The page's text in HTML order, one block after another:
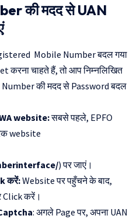
की मदद से UAN
Mobile Number बदल गया
करना चाहते हैं, तो आप निम्नलिखित
की मदद से Password बदल
website:सबसे पहले, EPFO
website
) पर जाएं।
करें:Website पर पहुँचने के बाद,
Click करें।
: अगले Page पर, अपना UAN